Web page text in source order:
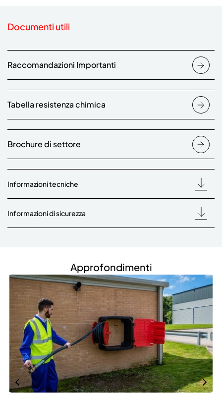
Documenti utili
Raccomandazioni Importanti
Tabella resistenza chimica
Brochure di settore
Informazioni tecniche
Informazioni di sicurezza
Approfondimenti